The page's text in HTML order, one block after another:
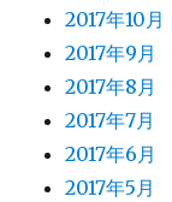
2017年10月
2017年9月
2017年8月
2017年7月
2017年6月
2017年5月